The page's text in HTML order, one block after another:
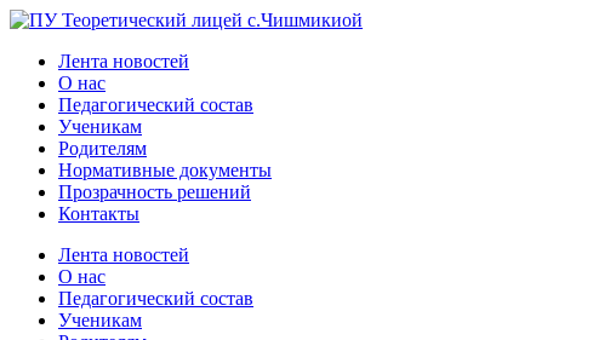
Официальный сайт учебного заведения
Лента новостей
О нас
Педагогический состав
Ученикам
Родителям
Нормативные документы
Прозрачность решений
Контакты
Лента новостей
О нас
Педагогический состав
Ученикам